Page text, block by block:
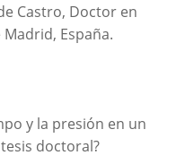
Castro, Doctor en
España.
y la presión en un
doctoral?